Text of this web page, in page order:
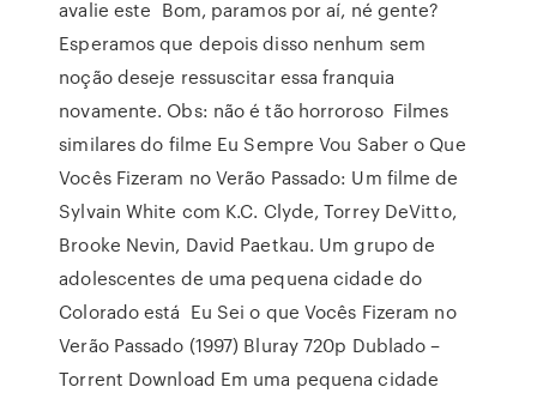
avalie este Bom, paramos por aí, né gente?
Esperamos que depois disso nenhum sem
noção deseje ressuscitar essa franquia
novamente. Obs: não é tão horroroso Filmes
similares do filme Eu Sempre Vou Saber o Que
Vocês Fizeram no Verão Passado: Um filme de
Sylvain White com K.C. Clyde, Torrey DeVitto,
Brooke Nevin, David Paetkau. Um grupo de
adolescentes de uma pequena cidade do
Colorado está Eu Sei o que Vocês Fizeram no
Verão Passado (1997) Bluray 720p Dublado –
Torrent Download Em uma pequena cidade